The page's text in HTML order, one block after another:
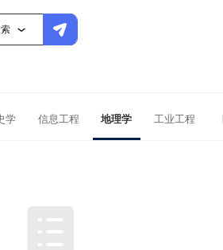
学 信息工程 地理学 工业工程